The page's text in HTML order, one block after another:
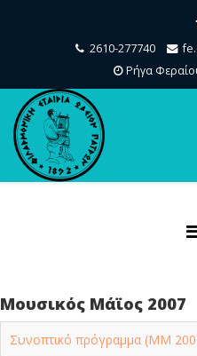
2610-277740
Ρήγα
Μουσικός Μάϊος 2007
Συνοπτικό πρόγραμμα (ΜΜ